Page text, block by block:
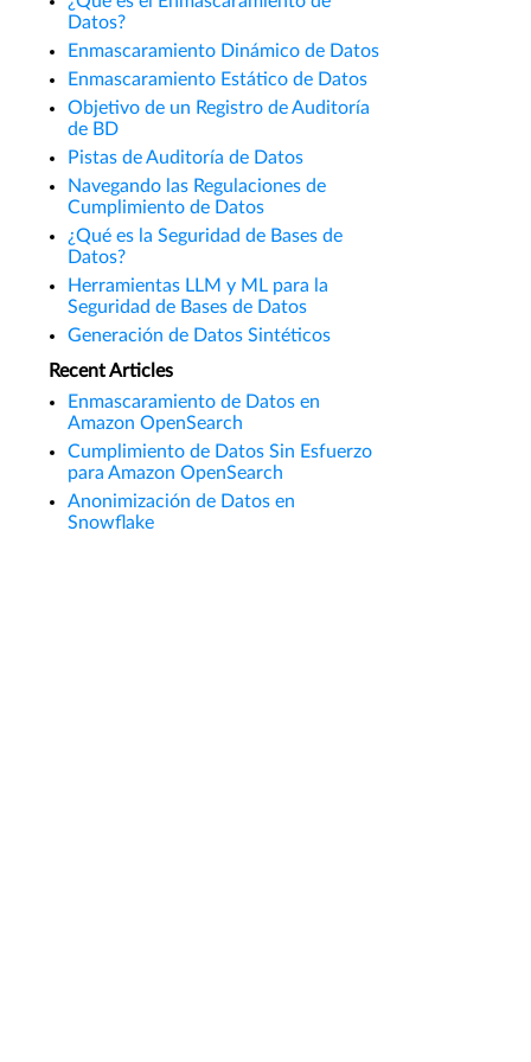
Datos?
Enmascaramiento Dinámico de Datos
Enmascaramiento Estático de Datos
Objetivo de un Registro de Auditoría
de BD
Pistas de Auditoría de Datos
Navegando las Regulaciones de
Cumplimiento de Datos
¿Qué es la Seguridad de Bases de
Datos?
Herramientas LLM y ML para la
Seguridad de Bases de Datos
Generación de Datos Sintéticos
Recent Articles
Enmascaramiento de Datos en
Amazon OpenSearch
Cumplimiento de Datos Sin Esfuerzo
para Amazon OpenSearch
Anonimización de Datos en
Snowflake